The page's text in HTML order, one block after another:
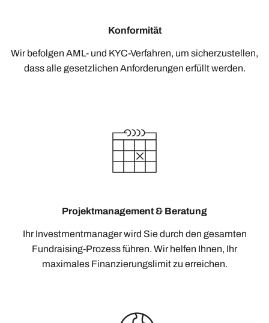
Konformität
Wir befolgen AML- und KYC-Verfahren, um sicherzustellen,
dass alle gesetzlichen Anforderungen erfüllt werden.
Projektmanagement & Beratung
Ihr Investmentmanager wird Sie durch den gesamten
Fundraising-Prozess führen. Wir helfen Ihnen, Ihr
maximales Finanzierungslimit zu erreichen.